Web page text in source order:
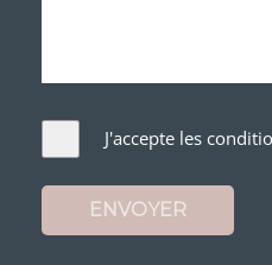
J'accepte les
ENVOYER